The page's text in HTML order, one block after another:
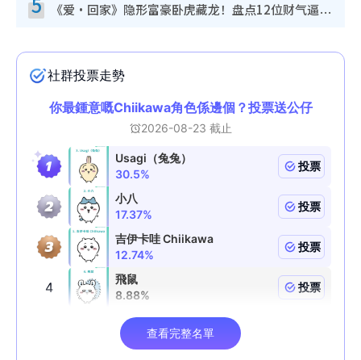
《爱·回家》隐形富豪卧虎藏龙！盘点12位财气逼人的有钱艺人：这位美女3亿身家不愁做